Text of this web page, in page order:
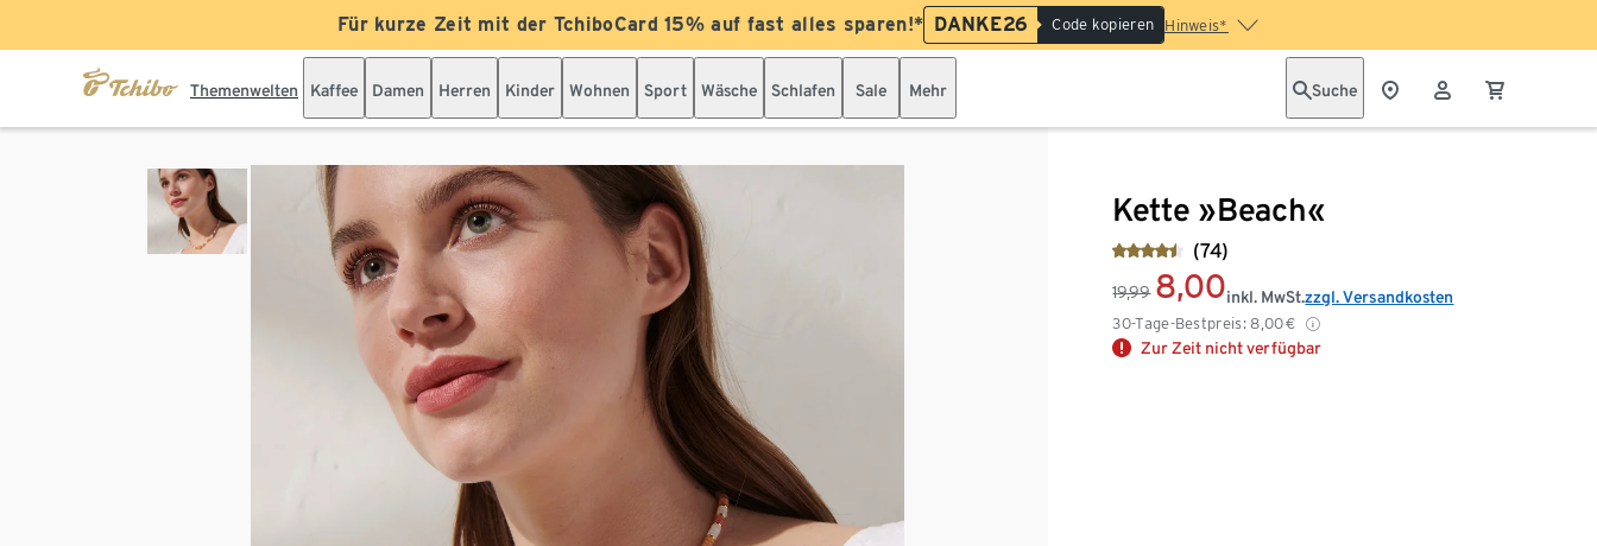
Für kurze Zeit mit der TchiboCard 15% auf fast alles sparen!* DANKE26 Code kopieren Hinweis*
Themenwelten Kaffee Damen Herren Kinder Wohnen Sport Wäsche Schlafen Sale Mehr Suche
Kette »Beach«
(74)
19,99 8,00
30-Tage-Bestpreis: 8,00€
inkl. MwSt.zzgl. Versandkosten
Zur Zeit nicht verfügbar